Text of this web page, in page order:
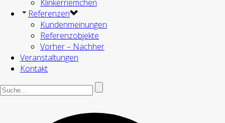
Klinkerriemchen
Referenzen
Kundenmeinungen
Referenzobjekte
Vorher – Nachher
Veranstaltungen
Kontakt